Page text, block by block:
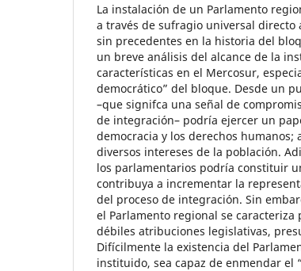
La instalación de un Parlamento
a través de sufragio universal
sin precedentes en la historia del
un breve análisis del alcance de la
características en el Mercosur,
democrático” del bloque. Desde un
–que signifca una señal de
de integración– podría ejercer un
democracia y los derechos humanos;
diversos intereses de la población.
los parlamentarios podría constituir
contribuya a incrementar la
del proceso de integración. Sin
el Parlamento regional se
débiles atribuciones legislativas,
Difícilmente la existencia del
instituido, sea capaz de enmendar el